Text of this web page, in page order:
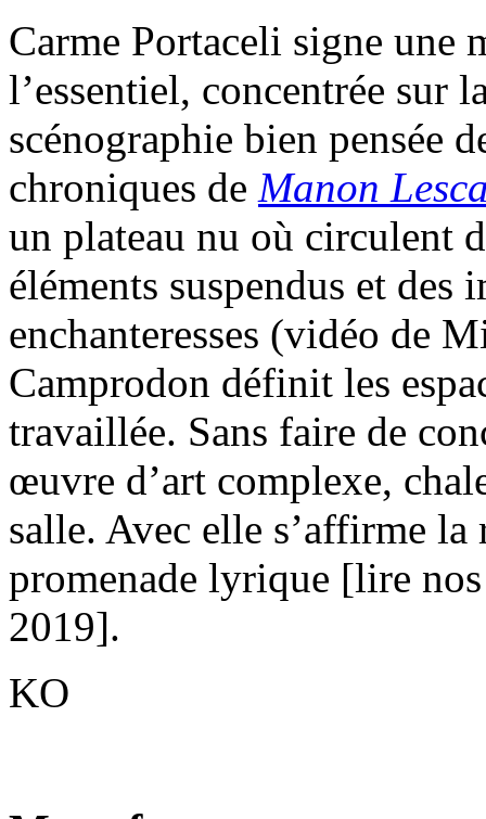
Carme Portaceli signe une
l’essentiel, concentrée sur
scénographie bien pensée
chroniques de Manon
un plateau nu où circulent
éléments suspendus et des
enchanteresses (vidéo de
Camprodon définit les
travaillée. Sans faire de
œuvre d’art complexe,
salle. Avec elle s’affirme
promenade lyrique [lire
2019].
KO